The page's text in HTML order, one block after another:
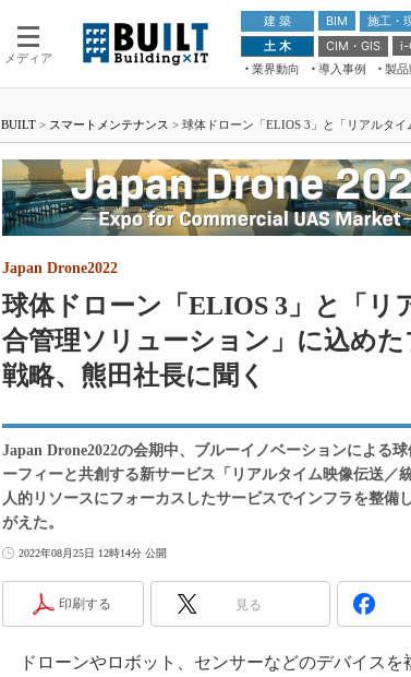
メディア
建 築 BIM 施工・
土 木
CIM・GIS i-
業界動向
導入事例 製品
ドローンがもたらす
ムチェンジ” Ver.2.0
脱3Kから新3Kへ導
“Society5.0”時代の
第8
（
第10
築・
2020
日本
BUILT > スマートメンテナンス > 球体ドローン「ELIOS 3」と「リアルタ
Drone2022（1/2 ページ）
球体ドローン「ELIOS 3」と「リ
合管理ソリューション」に込め
戦略、熊田社長に聞く
Japan Drone2022
Japan Drone2022の会期中、ブルーイノベーションによる
ーフィーと共創する新サービス「リアルタイム映像伝送／
人的リソースにフォーカスしたサービスでインフラを整備
がえた。
2022年08月25日 12時14分 公開
印刷する 見る
ドローンやロボット、センサーなどのデバイスを